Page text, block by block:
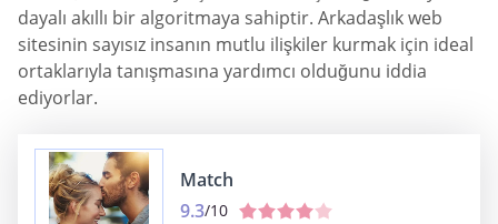
dayalı akıllı bir algoritmaya sahiptir. Arkadaşlık web
sitesinin sayısız insanın mutlu ilişkiler kurmak için ideal
ortaklarıyla tanışmasına yardımcı olduğunu iddia
ediyorlar.
Match
9.3/10